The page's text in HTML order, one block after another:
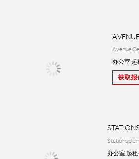
Avenue
办公室 起
获取报
办公室 起